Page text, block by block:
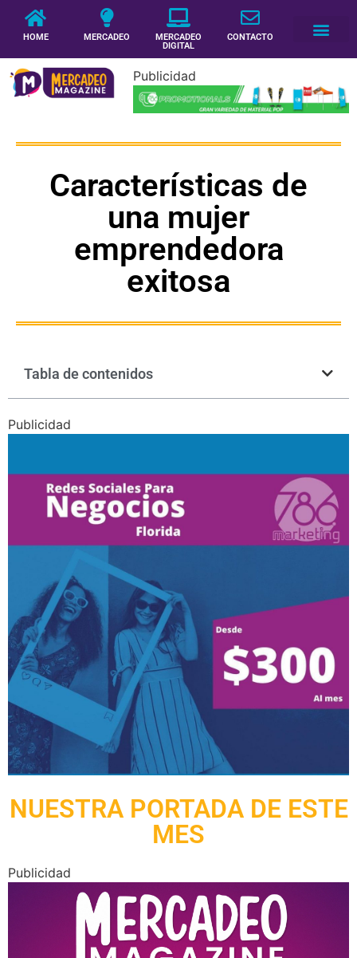
HOME MERCADEO
MERCADEO
DIGITAL
CONTACTO
Publicidad
Características de
una mujer
emprendedora
exitosa
Tabla de contenidos
Publicidad
NUESTRA PORTADA DE ESTE
MES
Publicidad